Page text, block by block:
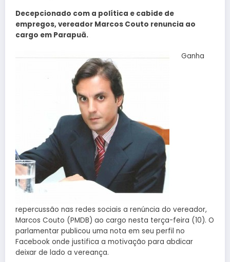
Decepcionado com a política e cabide de
empregos, vereador Marcos Couto renuncia ao
cargo em Parapuã.
Ganha
repercussão nas redes sociais a renúncia do vereador,
Marcos Couto (PMDB) ao cargo nesta terça-feira (10). O
parlamentar publicou uma nota em seu perfil no
Facebook onde justifica a motivação para abdicar
deixar de lado a vereança.